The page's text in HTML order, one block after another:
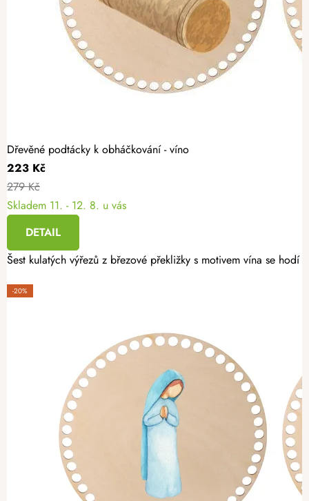
Dřevěné podtácky k obháčkování - víno
223 Kč
279 Kč
Skladem 11. - 12. 8. u vás
DETAIL
Šest kulatých výřezů z březové překližky s motivem vína se
-20%